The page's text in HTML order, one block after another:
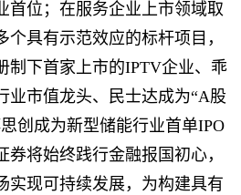
首位；在服务企业上市领域取
具有示范效应的标杆项目，
制下首家上市的IPTV企业、乖
业市值龙头、民士达成为“A股
创成为新型储能行业首单IPO
将始终践行金融报国初心，
实现可持续发展，为构建具有